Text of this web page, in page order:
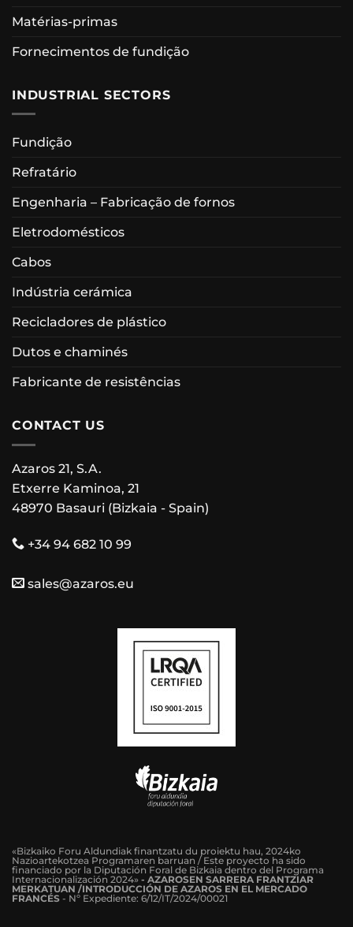
Matérias-primas
Fornecimentos de fundição
INDUSTRIAL SECTORS
Fundição
Refratário
Engenharia – Fabricação de fornos
Eletrodomésticos
Cabos
Indústria cerámica
Recicladores de plástico
Dutos e chaminés
Fabricante de resistências
CONTACT US
Azaros 21, S.A.
Etxerre Kaminoa, 21
48970 Basauri (Bizkaia - Spain)
+34 94 682 10 99
sales@azaros.eu
«Bizkaiko Foru Aldundiak finantzatu du proiektu hau, 2024ko
Nazioartekotzea Programaren barruan / Este proyecto ha sido
financiado por la Diputación Foral de Bizkaia dentro del Programa
Internacionalización 2024» - AZAROSEN SARRERA FRANTZIAR
MERKATUAN /INTRODUCCIÓN DE AZAROS EN EL MERCADO
FRANCÉS - Nº Expediente: 6/12/IT/2024/00021